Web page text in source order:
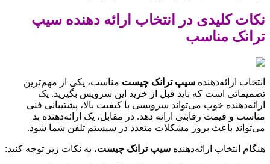
نکات کلیدی در انتخاب ارائه دهنده سیپ
ترانک مناسب
انتخاب ارائه‌دهنده سیپ ترانک چیست مناسب، یکی از مهم‌ترین
تصمیماتی است که باید قبل از خرید این سرویس بگیرید. یک
ارائه‌دهنده خوب می‌تواند سرویسی با کیفیت بالا، پشتیبانی فنی
مناسب و قیمت رقابتی ارائه دهد. در مقابل، یک ارائه‌دهنده بد
می‌تواند باعث بروز مشکلات متعدد در سیستم تلفن شما شود.
هنگام انتخاب ارائه‌دهنده سیپ ترانک چیست، به نکات زیر توجه کنید: